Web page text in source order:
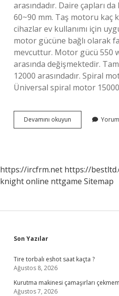
arasındadır. Daire çapları
60~90 mm. Taş motoru kaç
cihazlar ev kullanımı için
motor gücüne bağlı olarak
mevcuttur. Motor gücü 550
arasında değişmektedir.
12000 arasındadır. Spiral
Üniversal spiral motor
Devamını okuyun
Makinesi
https://ircfrm.net https://
knight online nttgame Sitemap
Sidebar
Son Yazılar
Tire torbalı eshot saat kaçta ?
Ağustos 8, 2026
Kurutma makinesi çamaşırları
Ağustos 7, 2026